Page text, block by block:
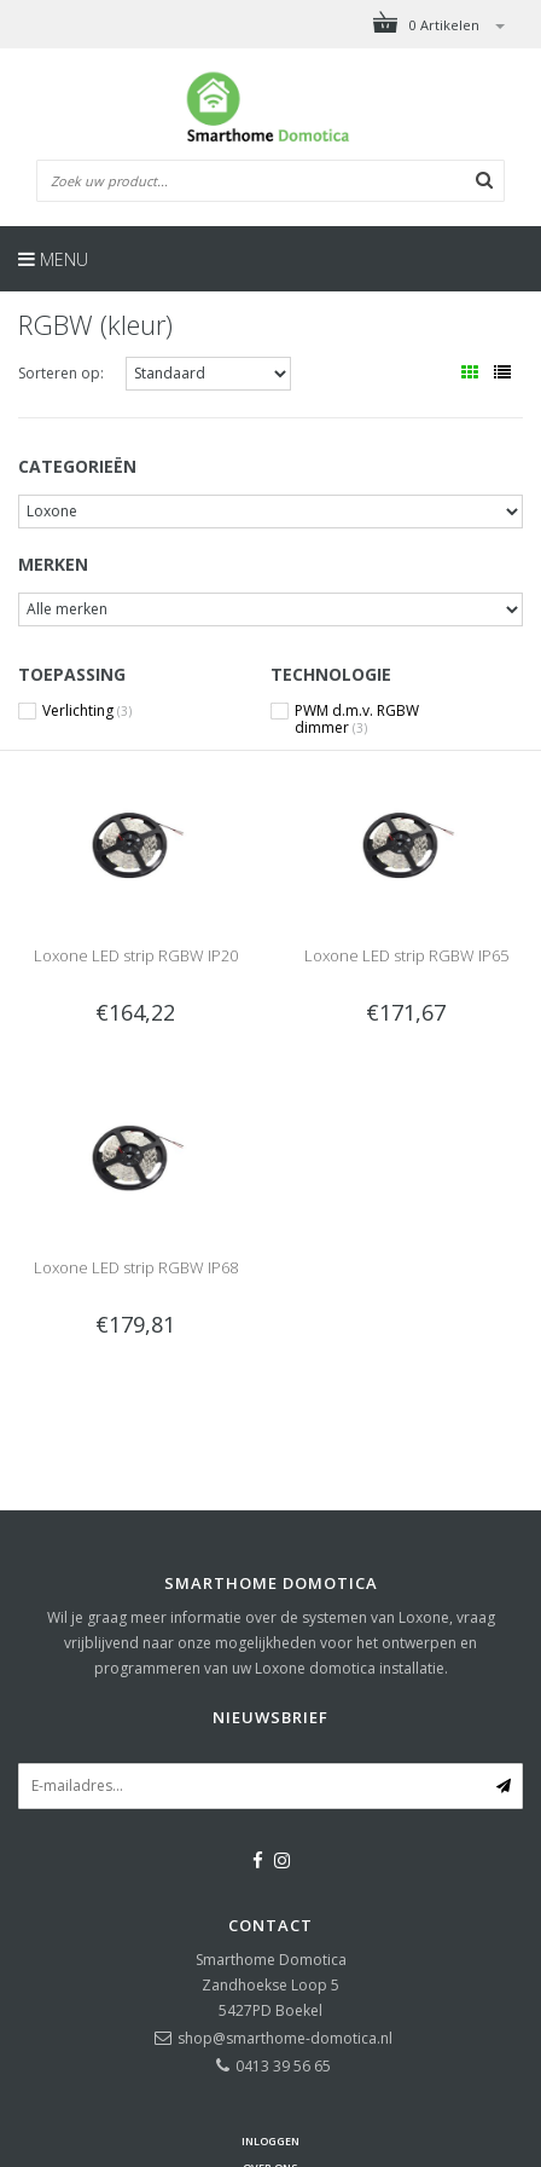
0 Artikelen
MENU
RGBW (kleur)
Sorteren op:
CATEGORIEËN
MERKEN
TOEPASSING
Verlichting (3)
TECHNOLOGIE
PWM d.m.v. RGBW
dimmer (3)
Loxone LED strip RGBW IP20
€164,22
Loxone LED strip RGBW IP65
€171,67
Loxone LED strip RGBW IP68
€179,81
SMARTHOME DOMOTICA
Wil je graag meer informatie over de systemen van Loxone, vraag
vrijblijvend naar onze mogelijkheden voor het ontwerpen en
programmeren van uw Loxone domotica installatie.
NIEUWSBRIEF
CONTACT
Smarthome Domotica
Zandhoekse Loop 5
5427PD Boekel
shop@smarthome-domotica.nl
0413 39 56 65
INLOGGEN